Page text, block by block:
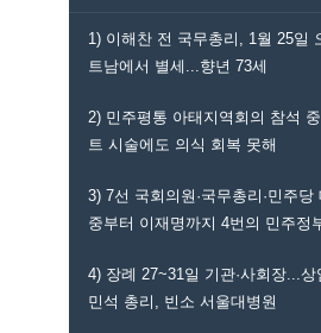
1) 이해찬 전 국무총리, 1월 25일
트남에서 별세...향년 73세
2) 민주평통 아태지역회의 참석
트 시술에도 의식 회복 못해
3) 7선 국회의원·국무총리·민주
중부터 이재명까지 4번의 민주정
4) 장례 27~31일 기관·사회장...
민석 총리, 빈소 서울대병원